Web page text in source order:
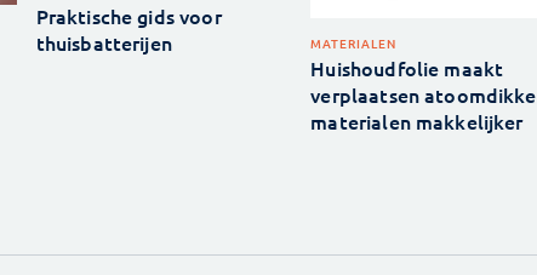
Praktische gids voor
thuisbatterijen
MATERIALEN
Huishoudfolie maakt
verplaatsen atoomdikke
materialen makkelijker